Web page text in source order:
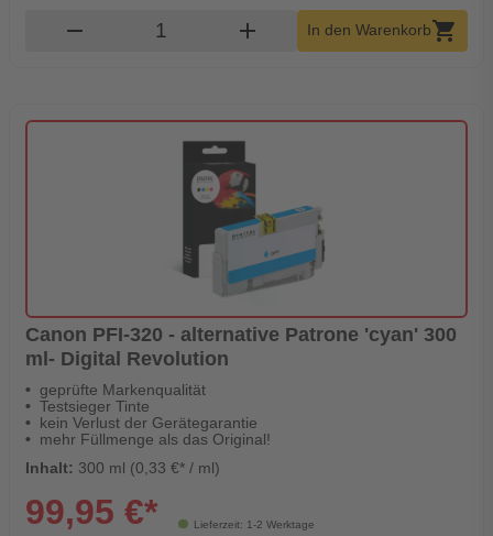
remove Produkt Warenkorb Menge
add In den Warenkorbshopping_cart
Canon PFI-320 - alternative Patrone 'cyan' 300
ml- Digital Revolution
geprüfte Markenqualität
Testsieger Tinte
kein Verlust der Gerätegarantie
mehr Füllmenge als das Original!
Inhalt: 300 ml (0,33 €* / ml)
Lieferzeit: 1-2 Werktage
99,95 €*